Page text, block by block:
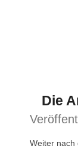
Die
Weiter nach